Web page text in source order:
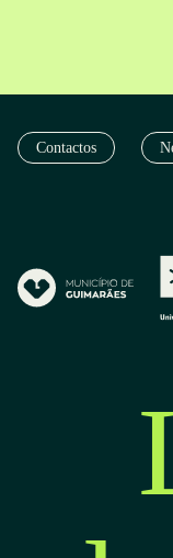
Contactos